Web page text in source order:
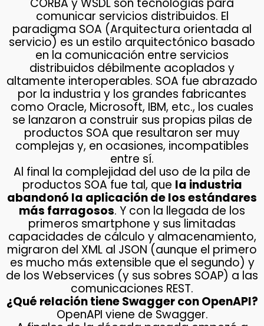
comunicar servicios distribuidos. El
paradigma SOA (Arquitectura orientada al
servicio) es un estilo arquitectónico basado
en la comunicación entre servicios
distribuidos débilmente acoplados y
altamente interoperables. SOA fue abrazado
por la industria y los grandes fabricantes
como Oracle, Microsoft, IBM, etc., los cuales
se lanzaron a construir sus propias pilas de
productos SOA que resultaron ser muy
complejas y, en ocasiones, incompatibles
entre sí.
Al final la complejidad del uso de la pila de
productos SOA fue tal, que la industria
abandonó la aplicación de los estándares
más farragosos. Y con la llegada de los
primeros smartphone y sus limitadas
capacidades de cálculo y almacenamiento,
migraron del XML al JSON (aunque el primero
es mucho más extensible que el segundo) y
de los Webservices (y sus sobres SOAP) a las
comunicaciones REST.
¿Qué relación tiene Swagger con OpenAPI?
OpenAPI viene de Swagger.